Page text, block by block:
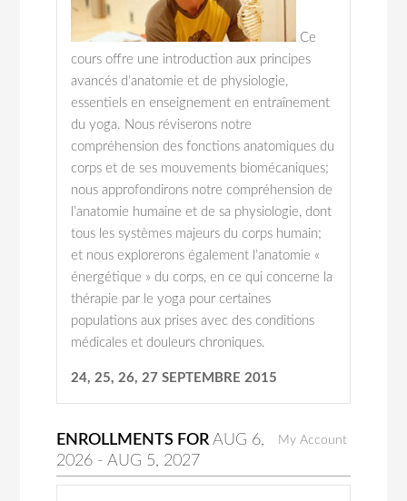
Ce
cours offre une introduction aux principes
avancés d’anatomie et de physiologie,
essentiels en enseignement en entraînement
du yoga. Nous réviserons notre
compréhension des fonctions anatomiques du
corps et de ses mouvements biomécaniques;
nous approfondirons notre compréhension de
l’anatomie humaine et de sa physiologie, dont
tous les systèmes majeurs du corps humain;
et nous explorerons également l’anatomie «
énergétique » du corps, en ce qui concerne la
thérapie par le yoga pour certaines
populations aux prises avec des conditions
médicales et douleurs chroniques.
24, 25, 26, 27 SEPTEMBRE 2015
My Account
ENROLLMENTS FORAUG 6,
2026 -AUG 5, 2027